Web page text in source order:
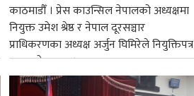
काठमाडौँ । प्रेस काउन्सिल नेपालको अध्यक्षमा
नियुक्त उमेश श्रेष्ठ र नेपाल दूरसञ्चार
प्राधिकरणका अध्यक्ष अर्जुन घिमिरेले नियुक्तिपत्र
ग्रहण गरेका छन्।...